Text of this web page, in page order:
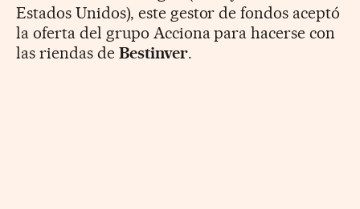
Estados Unidos), este gestor de fondos aceptó
la oferta del grupo Acciona para hacerse con
las riendas de Bestinver.